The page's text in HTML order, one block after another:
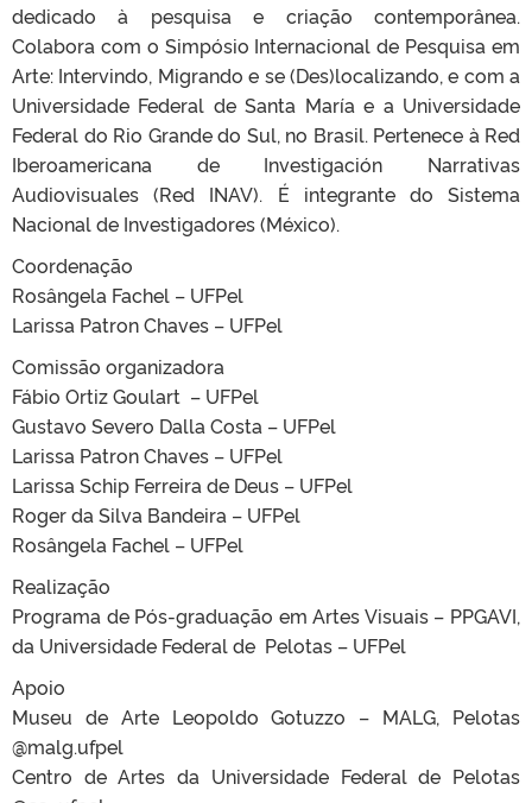
dedicado à pesquisa e criação contemporânea.
Colabora com o Simpósio Internacional de Pesquisa em
Arte: Intervindo, Migrando e se (Des)localizando, e com a
Universidade Federal de Santa María e a Universidade
Federal do Rio Grande do Sul, no Brasil. Pertenece à Red
Iberoamericana de Investigación Narrativas
Audiovisuales (Red INAV). É integrante do Sistema
Nacional de Investigadores (México).
Coordenação
Rosângela Fachel – UFPel
Larissa Patron Chaves – UFPel
Comissão organizadora
Fábio Ortiz Goulart – UFPel
Gustavo Severo Dalla Costa – UFPel
Larissa Patron Chaves – UFPel
Larissa Schip Ferreira de Deus – UFPel
Roger da Silva Bandeira – UFPel
Rosângela Fachel – UFPel
Realização
Programa de Pós-graduação em Artes Visuais – PPGAVI,
da Universidade Federal de Pelotas – UFPel
Apoio
Museu de Arte Leopoldo Gotuzzo – MALG, Pelotas
@malg.ufpel
Centro de Artes da Universidade Federal de Pelotas